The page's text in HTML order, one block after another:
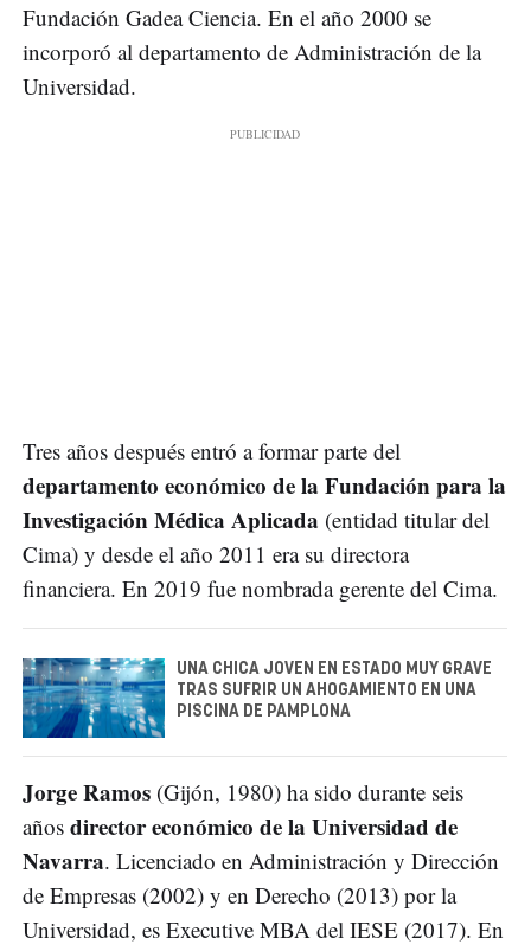
Fundación Gadea Ciencia. En el año 2000 se
incorporó al departamento de Administración de la
Universidad.
Tres años después entró a formar parte del
departamento económico de la Fundación para la
Investigación Médica Aplicada (entidad titular del
Cima) y desde el año 2011 era su directora
financiera. En 2019 fue nombrada gerente del Cima.
UNA CHICA JOVEN EN ESTADO MUY GRAVE
TRAS SUFRIR UN AHOGAMIENTO EN UNA
PISCINA DE PAMPLONA
Jorge Ramos (Gijón, 1980) ha sido durante seis
años director económico de la Universidad de
Navarra. Licenciado en Administración y Dirección
de Empresas (2002) y en Derecho (2013) por la
Universidad, es Executive MBA del IESE (2017). En